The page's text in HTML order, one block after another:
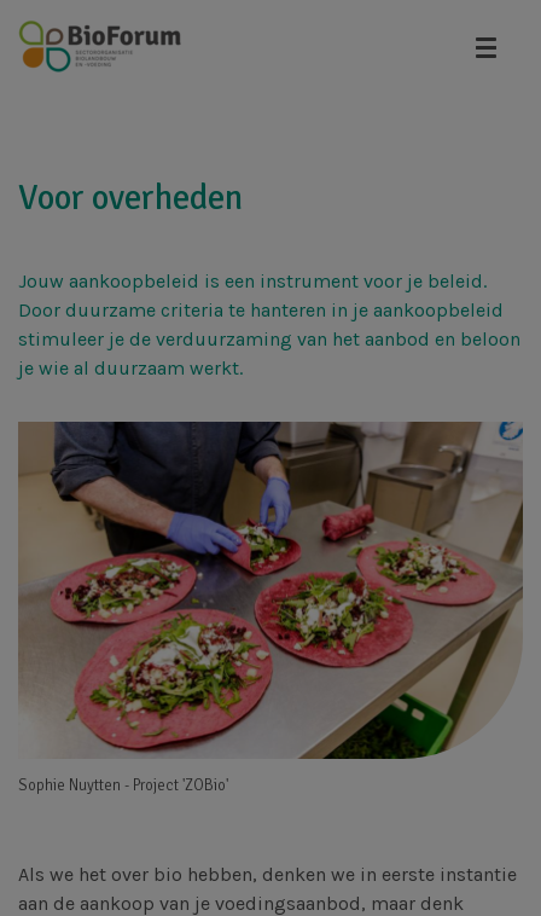
Voor overheden
Jouw aankoopbeleid is een instrument voor je beleid.
Door duurzame criteria te hanteren in je aankoopbeleid
stimuleer je de verduurzaming van het aanbod en beloon
je wie al duurzaam werkt.
Afbeelding
Sophie Nuytten - Project 'ZOBio'
Als we het over bio hebben, denken we in eerste instantie
aan de aankoop van je voedingsaanbod, maar denk